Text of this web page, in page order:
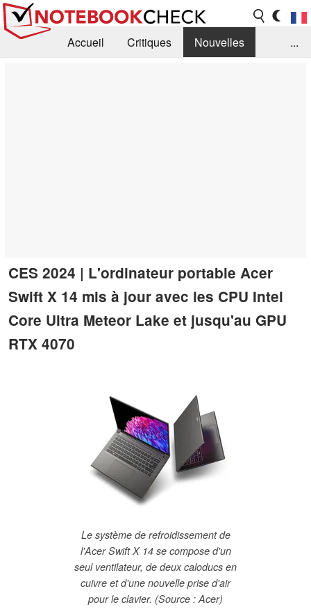
Accueil Critiques
Nouvelles
...
CES 2024 | L'ordinateur portable Acer
Swift X 14 mis à jour avec les CPU Intel
Core Ultra Meteor Lake et jusqu'au GPU
RTX 4070
Le système de refroidissement de
l'Acer Swift X 14 se compose d'un
seul ventilateur, de deux caloducs en
cuivre et d'une nouvelle prise d'air
pour le clavier. (Source : Acer)